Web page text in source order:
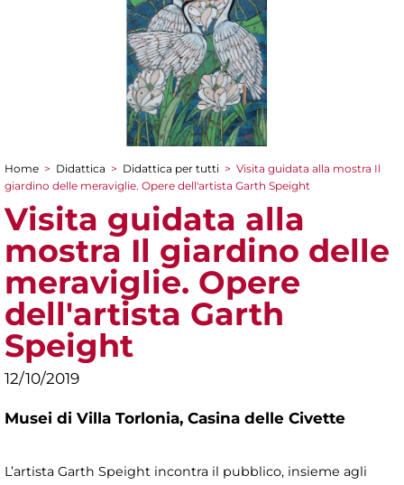
Tu sei qui
Home > Didattica > Didattica per tutti > Visita guidata alla mostra Il
giardino delle meraviglie. Opere dell'artista Garth Speight
Visita guidata alla
mostra Il giardino delle
meraviglie. Opere
dell'artista Garth
Speight
12/10/2019
Musei di Villa Torlonia, Casina delle Civette
L’artista Garth Speight incontra il pubblico, insieme agli